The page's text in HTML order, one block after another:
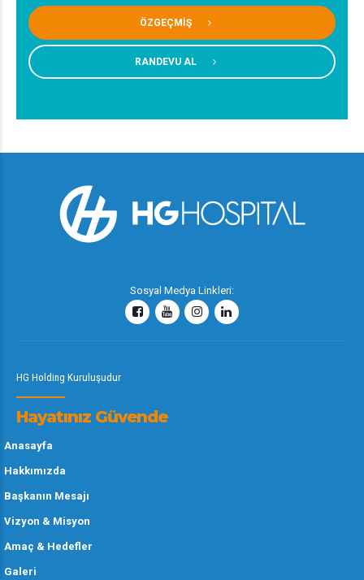
ÖZGEÇMIŞ
RANDEVU AL
Sosyal Medya Linkleri:
HG Holding Kuruluşudur
Hayatınız Güvende
Anasayfa
Hakkımızda
Başkanın Mesajı
Vizyon & Misyon
Amaç & Hedefler
Galeri